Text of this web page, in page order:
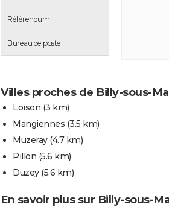
Référendum
Bureau de poste
Villes proches de Billy-sous-
Loison (3 km)
Mangiennes (3.5 km)
Muzeray (4.7 km)
Pillon (5.6 km)
Duzey (5.6 km)
En savoir plus sur Billy-sous-